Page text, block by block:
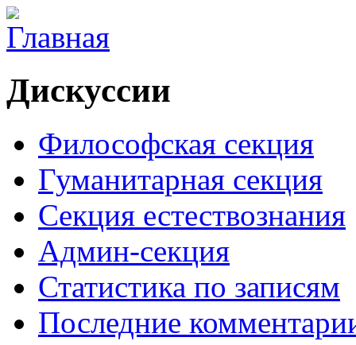
Дискуссии
Философская секция
Гуманитарная секция
Секция естествознания
Админ-секция
Статистика по записям
Последние